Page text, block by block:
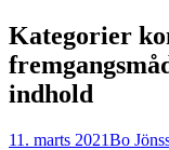
Kategorier
indhold
11. marts 2021Bo